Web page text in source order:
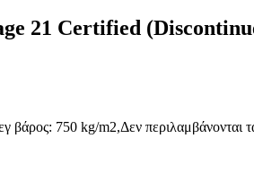
21 Certified
βάρος: 750 kg/m2,Δεν περιλαμβάνονται